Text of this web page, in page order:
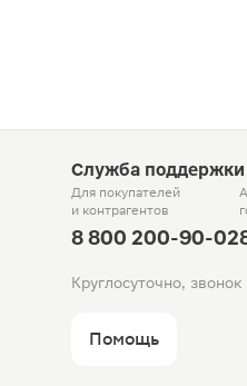
Служба поддержки
Для покупателей
и контрагентов
8 800 200-90-02
Круглосуточно,
Помощь